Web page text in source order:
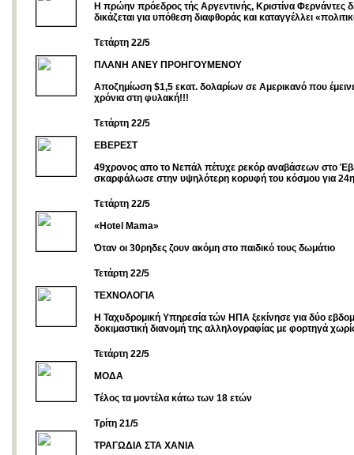
Η πρώην πρόεδρος τής Αργεντινής, Κριστίνα Φερνάντες
δικάζεται για υπόθεση διαφθοράς και καταγγέλλει
Tετάρτη 22/5
ΠΛΑΝΗ ΑΝΕΥ ΠΡΟΗΓΟΥΜΕΝΟΥ
Αποζημίωση $1,5 εκατ. δολαρίων σε Αμερικανό που
χρόνια στη φυλακή!!!
Tετάρτη 22/5
ΕΒΕΡΕΣΤ
49χρονος απο το Νεπάλ πέτυχε ρεκόρ αναβάσεων στο
σκαρφάλωσε στην υψηλότερη κορυφή του κόσμου για
Tετάρτη 22/5
«Hotel Mama»
Όταν οι 30ρηδες ζουν ακόμη στο παιδικό τους δωμάτιο
Τετάρτη 22/5
ΤΕΧΝΟΛΟΓΙΑ
Η Ταχυδρομική Υπηρεσία τών ΗΠΑ ξεκίνησε για δύο
δοκιμαστική διανομή της αλληλογραφίας με φορτηγά
Τετάρτη 22/5
ΜΟΔΑ
Tέλος τα μοντέλα κάτω των 18 ετών
Tρίτη 21/5
ΤΡΑΓΩΔΙΑ ΣΤΑ ΧΑΝΙΑ